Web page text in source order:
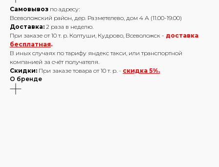
Самовывоз по адресу:
Всеволожский район, дер. Разметелево, дом 4 А (11.00-19.00)
Доставка: 2 раза в неделю.
При заказе от 10 т. р. Колтуши, Кудрово, Всеволожск - доставка
бесплатная.
В иных случаях по тарифу яндекс такси, или транспортной
компанией за счёт получателя.
Скидки: При заказе товара от 10 т. р. - скидка 5%.
О бренде